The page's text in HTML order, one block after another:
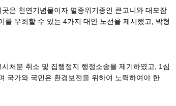
은 천연기념물이자 멸종위기종인 큰고니와 대모잠
를 우회할 수 있는 4가지 대안 노선을 제시했고, 박형
처분 취소 및 집행정지 행정소송을 제기하였고, 1심
국가와 국민은 환경보전을 위하여 노력하여야 한